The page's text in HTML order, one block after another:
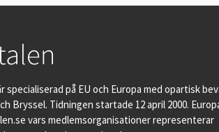
på EU och Europa med opartisk
Bryssel. Tidningen startade 12 april 2000.
vars medlemsorganisationer representerar